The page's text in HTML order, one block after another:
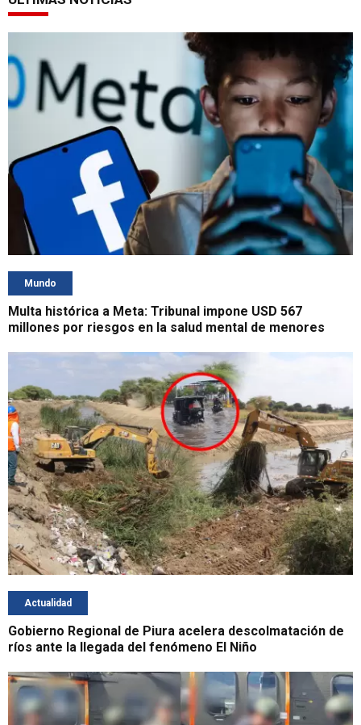
Mundo
Multa histórica a Meta: Tribunal impone USD 567
millones por riesgos en la salud mental de menores
Actualidad
Gobierno Regional de Piura acelera descolmatación de
ríos ante la llegada del fenómeno El Niño